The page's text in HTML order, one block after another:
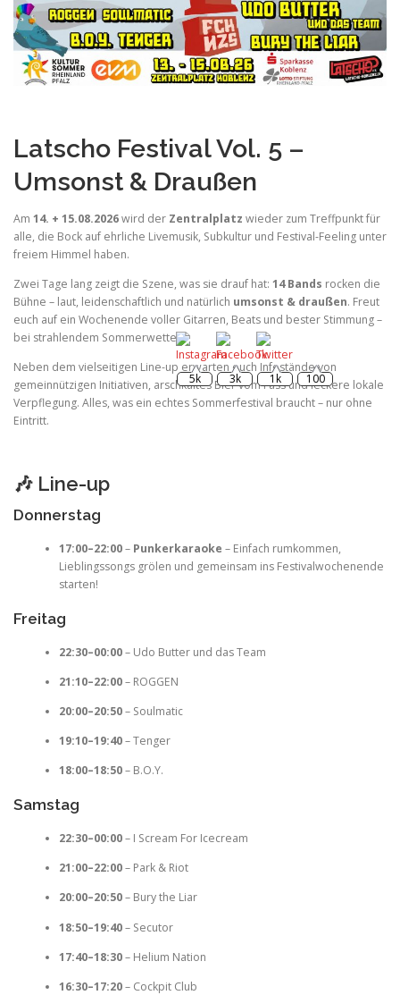
Latscho Festival Vol. 5 –
Umsonst & Draußen
Am 14. + 15.08.2026wird der Zentralplatz wieder zum Treffpunkt für
alle, die Bock auf ehrliche Livemusik, Subkultur und Festival-Feeling unter
freiem Himmel haben.
Zwei Tage lang zeigt die Szene, was sie drauf hat: 14 Bands rocken die
Bühne – laut, leidenschaftlich und natürlich umsonst & draußen. Freut
euch auf ein Wochenende voller Gitarren, Beats und bester Stimmung –
bei strahlendem Sommerwetter.
Neben dem vielseitigen Line-up erwarten euch Infostände von
gemeinnützigen Initiativen, arschkaltes Bier vom Fass und leckere lokale
Verpflegung. Alles, was ein echtes Sommerfestival braucht – nur ohne
Eintritt.
🎶 Line-up
Donnerstag
17:00–22:00– Punkerkaraoke – Einfach rumkommen,
Lieblingssongs grölen und gemeinsam ins Festivalwochenende
starten!
Freitag
22:30–00:00– Udo Butter und das Team
21:10–22:00– ROGGEN
20:00–20:50– Soulmatic
19:10–19:40– Tenger
18:00–18:50– B.O.Y.
Samstag
22:30–00:00– I Scream For Icecream
21:00–22:00– Park & Riot
20:00–20:50– Bury the Liar
18:50–19:40– Secutor
17:40–18:30– Helium Nation
16:30–17:20– Cockpit Club
5k 3k 1k 100